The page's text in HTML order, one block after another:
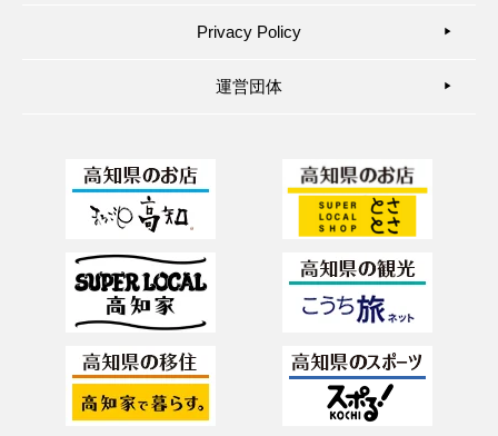
Privacy Policy ▶︎
運営団体 ▶︎